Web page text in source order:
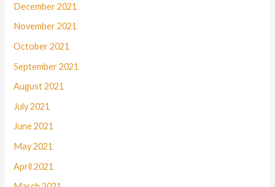
December 2021
November 2021
October 2021
September 2021
August 2021
July 2021
June 2021
May 2021
April 2021